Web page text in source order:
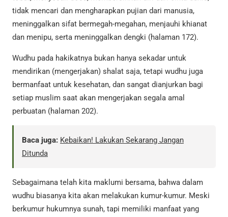
tidak mencari dan mengharapkan pujian dari manusia,
meninggalkan sifat bermegah-megahan, menjauhi khianat
dan menipu, serta meninggalkan dengki (halaman 172).
Wudhu pada hakikatnya bukan hanya sekadar untuk
mendirikan (mengerjakan) shalat saja, tetapi wudhu juga
bermanfaat untuk kesehatan, dan sangat dianjurkan bagi
setiap muslim saat akan mengerjakan segala amal
perbuatan (halaman 202).
Baca juga: Kebaikan! Lakukan Sekarang Jangan
Ditunda
Sebagaimana telah kita maklumi bersama, bahwa dalam
wudhu biasanya kita akan melakukan kumur-kumur. Meski
berkumur hukumnya sunah, tapi memiliki manfaat yang